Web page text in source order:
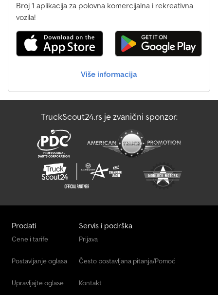
Broj 1 aplikacija za polovna komercijalna i rekreativna
vozila!
Više informacija
TruckScout24.rs je zvanični sponzor:
Prodati
Cene i tarife
Postavljanje oglasa
Upravljajte oglase
Servis i podrška
Prijava
Često postavljana pitanja/Pomoć
Kontakt